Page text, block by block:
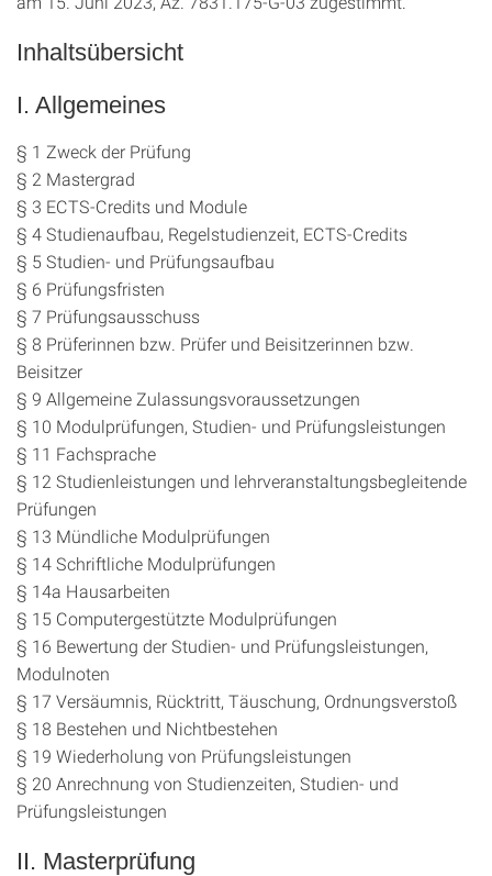
Inhaltsübersicht
I. Allgemeines
§ 1 Zweck der Prüfung
§ 2 Mastergrad
§ 3 ECTS-Credits und Module
§ 4 Studienaufbau, Regelstudienzeit, ECTS-Credits
§ 5 Studien- und Prüfungsaufbau
§ 6 Prüfungsfristen
§ 7 Prüfungsausschuss
§ 8 Prüferinnen bzw. Prüfer und Beisitzerinnen bzw.
Beisitzer
§ 9 Allgemeine Zulassungsvoraussetzungen
§ 10 Modulprüfungen, Studien- und Prüfungsleistungen
§ 11 Fachsprache
§ 12 Studienleistungen und lehrveranstaltungsbegleitende
Prüfungen
§ 13 Mündliche Modulprüfungen
§ 14 Schriftliche Modulprüfungen
§ 14a Hausarbeiten
§ 15 Computergestützte Modulprüfungen
§ 16 Bewertung der Studien- und Prüfungsleistungen,
Modulnoten
§ 17 Versäumnis, Rücktritt, Täuschung, Ordnungsverstoß
§ 18 Bestehen und Nichtbestehen
§ 19 Wiederholung von Prüfungsleistungen
§ 20 Anrechnung von Studienzeiten, Studien- und
Prüfungsleistungen
II. Masterprüfung